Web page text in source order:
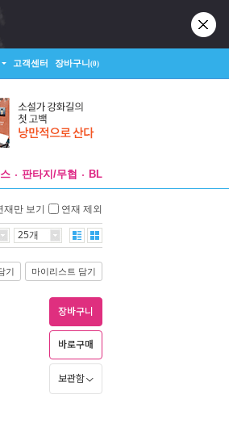
고객센터 장바구니(0)
판타지/무협 BL
재만 보기 연재 제외
25개
기 마이리스트 담기
장바구니
바로구매
보관함